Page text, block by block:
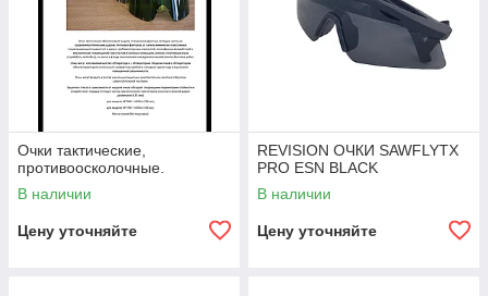
Очки тактические,
противоосколочные.
В наличии
Цену уточняйте
REVISION ОЧКИ SAWFLYTX
PRO ESN BLACK
В наличии
Цену уточняйте